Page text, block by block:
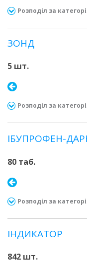
Розподіл за
ЗОНД
5 шт.
Розподіл за
ІБУПРОФЕН-
80 таб.
Розподіл за
ІНДИКАТОР
842 шт.